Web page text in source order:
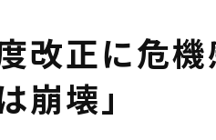
改正に危
崩壊」